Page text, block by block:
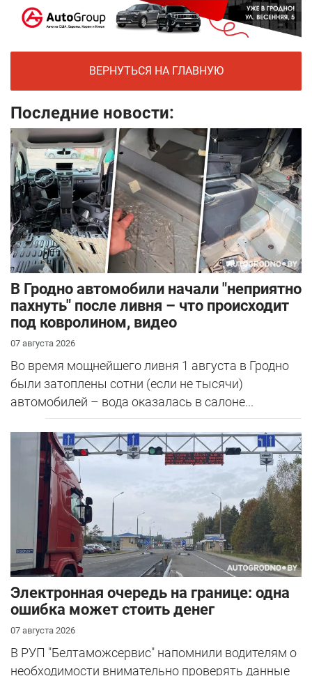
ВЕРНУТЬСЯ НА ГЛАВНУЮ
Последние новости:
В Гродно автомобили начали "неприятно
пахнуть" после ливня – что происходит
под ковролином, видео
07 августа 2026
Во время мощнейшего ливня 1 августа в Гродно
были затоплены сотни (если не тысячи)
автомобилей – вода оказалась в салоне...
Электронная очередь на границе: одна
ошибка может стоить денег
07 августа 2026
В РУП "Белтаможсервис" напомнили водителям о
необходимости внимательно проверять данные